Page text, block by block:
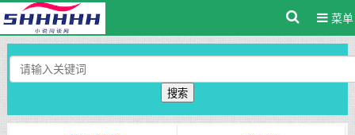
菜单
搜索